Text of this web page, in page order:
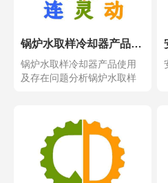
锅炉水取样冷却器产品使用及存在问题分析
锅炉水取样冷却器产品使用
及存在问题分析锅炉水取样